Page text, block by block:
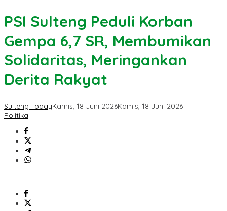
PSI Sulteng Peduli Korban
Gempa 6,7 SR, Membumikan
Solidaritas, Meringankan
Derita Rakyat
Sulteng TodayKamis, 18 Juni 2026Kamis, 18 Juni 2026
Politika